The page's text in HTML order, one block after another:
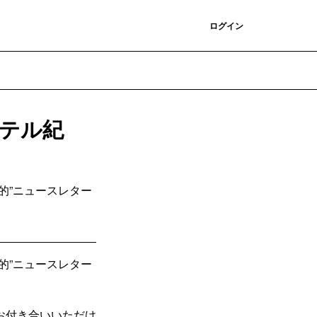
ログイン
ル紀
”ニュースレター
”ニュースレター